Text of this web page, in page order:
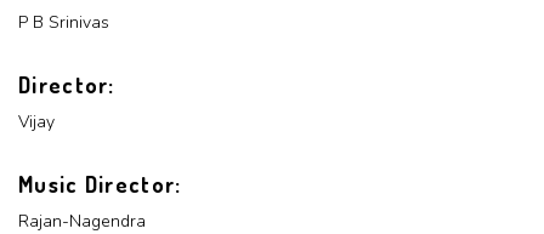
P B Srinivas
Director:
Vijay
Music Director:
Rajan-Nagendra
ADD COMMENT